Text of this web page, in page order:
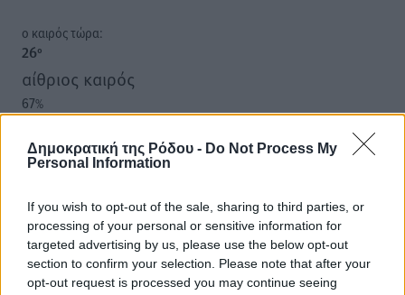
Δημοκρατική της Ρόδου - Do Not Process My
Personal Information
If you wish to opt-out of the sale, sharing to third parties, or
processing of your personal or sensitive information for
targeted advertising by us, please use the below opt-out
section to confirm your selection. Please note that after your
opt-out request is processed you may continue seeing
o καιρός τώρα:
26°
αίθριος καιρός
67%
Δ-ΒΔ
25°/26°
20:07
πρόγνωση:
30°
ΚΥ